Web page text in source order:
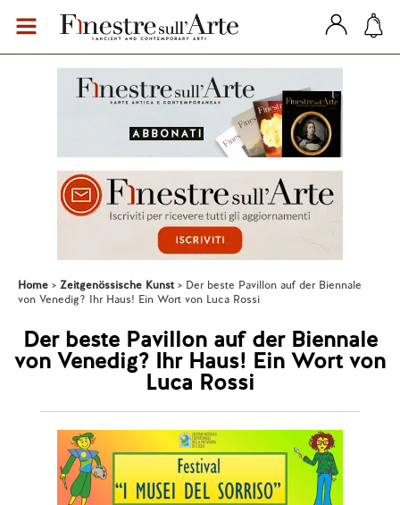
Home Zeitgenössische Kunst
Der beste Pavillon auf der Biennale
von Venedig? Ihr Haus! Ein Wort von Luca Rossi
Der beste Pavillon auf der Biennale
von Venedig? Ihr Haus! Ein Wort von
Luca Rossi